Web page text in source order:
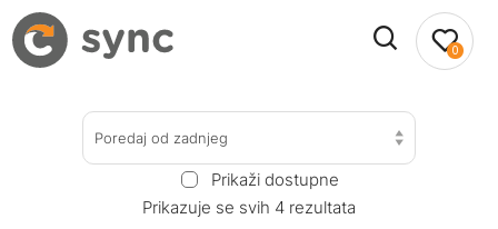
0
Poredaj od zadnjeg
Prikaži dostupne
Prikazuje se svih 4 rezultata